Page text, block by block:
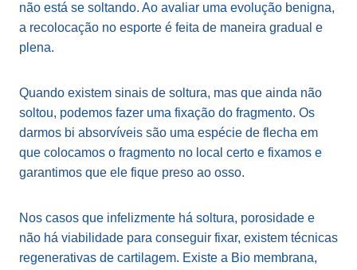
não está se soltando. Ao avaliar uma evolução benigna,
a recolocação no esporte é feita de maneira gradual e
plena.
Quando existem sinais de soltura, mas que ainda não
soltou, podemos fazer uma fixação do fragmento. Os
darmos bi absorvíveis são uma espécie de flecha em
que colocamos o fragmento no local certo e fixamos e
garantimos que ele fique preso ao osso.
Nos casos que infelizmente há soltura, porosidade e
não há viabilidade para conseguir fixar, existem técnicas
regenerativas de cartilagem. Existe a Bio membrana,